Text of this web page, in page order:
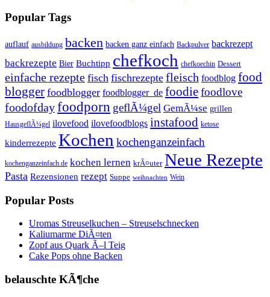
Popular Tags
auflauf ausbildung backen backen ganz einfach Backpulver backrezept
backrezepte Bier Buchtipp chefkoch chefkoechin Dessert
einfache rezepte fisch fischrezepte fleisch foodblog food
blogger foodblogger foodblogger_de foodiefoodlove
foodofdayfoodporn geflÃ¼gel GemÃ¼se grillen
HausgeflÃ¼gel ilovefood ilovefoodblogs instafood ketose
kinderrezepte Kochen kochenganzeinfach
kochenganzeinfach.de kochen lernen krÃ¤uter Neue Rezepte
Pasta Rezensionen rezept Suppe weihnachten Wein
Popular Posts
Uromas Streuselkuchen – Streuselschnecken
Kaliumarme DiÃ¤ten
Zopf aus Quark Ã–l Teig
Cake Pops ohne Backen
belauschte KÃ¶che